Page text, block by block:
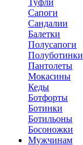
Туфли
Сапоги
Сандалии
Балетки
Полусапоги
Полуботинки
Пантолеты
Мокасины
Кеды
Ботфорты
Ботинки
Ботильоны
Босоножки
Мужчинам